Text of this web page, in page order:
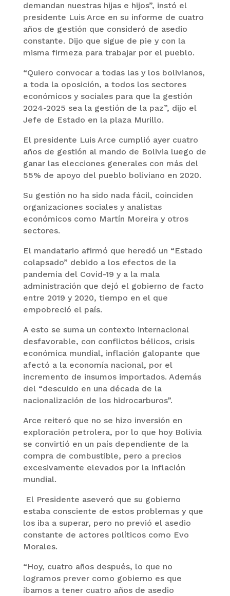
demandan nuestras hijas e hijos”, instó el
presidente Luis Arce en su informe de cuatro
años de gestión que consideró de asedio
constante. Dijo que sigue de pie y con la
misma firmeza para trabajar por el pueblo.
“Quiero convocar a todas las y los bolivianos,
a toda la oposición, a todos los sectores
económicos y sociales para que la gestión
2024-2025 sea la gestión de la paz”, dijo el
Jefe de Estado en la plaza Murillo.
El presidente Luis Arce cumplió ayer cuatro
años de gestión al mando de Bolivia luego de
ganar las elecciones generales con más del
55% de apoyo del pueblo boliviano en 2020.
Su gestión no ha sido nada fácil, coinciden
organizaciones sociales y analistas
económicos como Martín Moreira y otros
sectores.
El mandatario afirmó que heredó un “Estado
colapsado” debido a los efectos de la
pandemia del Covid-19 y a la mala
administración que dejó el gobierno de facto
entre 2019 y 2020, tiempo en el que
empobreció el país.
A esto se suma un contexto internacional
desfavorable, con conflictos bélicos, crisis
económica mundial, inflación galopante que
afectó a la economía nacional, por el
incremento de insumos importados. Además
del “descuido en una década de la
nacionalización de los hidrocarburos”.
Arce reiteró que no se hizo inversión en
exploración petrolera, por lo que hoy Bolivia
se convirtió en un país dependiente de la
compra de combustible, pero a precios
excesivamente elevados por la inflación
mundial.
El Presidente aseveró que su gobierno
estaba consciente de estos problemas y que
los iba a superar, pero no previó el asedio
constante de actores políticos como Evo
Morales.
“Hoy, cuatro años después, lo que no
logramos prever como gobierno es que
íbamos a tener cuatro años de asedio